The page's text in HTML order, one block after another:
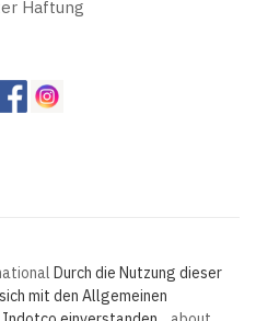
Haftung
Durch die Nutzung dieser
mit den Allgemeinen